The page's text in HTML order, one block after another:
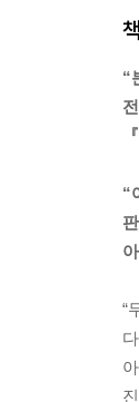
“
“
“